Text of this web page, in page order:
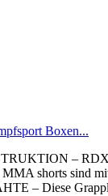
Boxen...
– RDX
shorts sind
– Diese